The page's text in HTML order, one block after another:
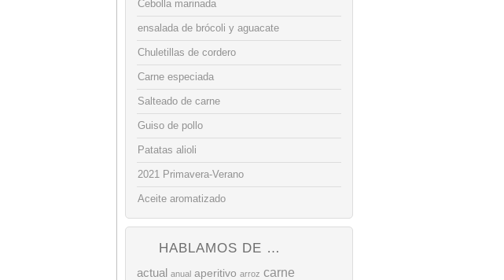
Cebolla marinada
ensalada de brócoli y aguacate
Chuletillas de cordero
Carne especiada
Salteado de carne
Guiso de pollo
Patatas alioli
2021 Primavera-Verano
Aceite aromatizado
HABLAMOS DE …
actual anual aperitivo arroz carne